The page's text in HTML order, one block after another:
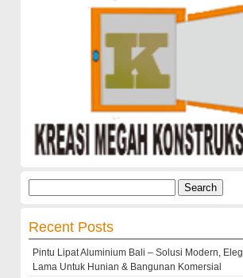
Recent Posts
Pintu Lipat Aluminium Bali – Solusi Modern,
Lama Untuk Hunian & Bangunan Komersial